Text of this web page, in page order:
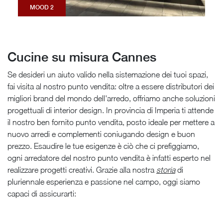
MOOD 2
Cucine su misura Cannes
Se desideri un aiuto valido nella sistemazione dei tuoi spazi,
fai visita al nostro punto vendita: oltre a essere distributori dei
migliori brand del mondo dell'arredo, offriamo anche soluzioni
progettuali di interior design. In provincia di Imperia ti attende
il nostro ben fornito punto vendita, posto ideale per mettere a
nuovo arredi e complementi coniugando design e buon
prezzo. Esaudire le tue esigenze è ciò che ci prefiggiamo,
ogni arredatore del nostro punto vendita è infatti esperto nel
realizzare progetti creativi. Grazie alla nostra storiadi
pluriennale esperienza e passione nel campo, oggi siamo
capaci di assicurarti: